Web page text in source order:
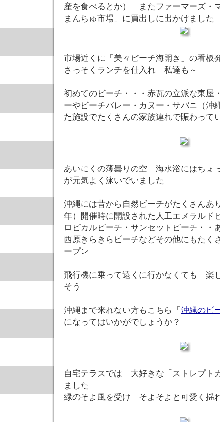
産を食べるとか） またファーマーズ・
まんちゅ市場」に買出しに出かけました
市場近くに「美々ビーチ海開き」の看板
さっそくランチを仕入れ 私達も～
初めてのビーチ・・・赤瓦の立派な東屋
ーやビーチバレー・カヌー・サバニ（沖
た施設でたくさんの家族連れで賑わっ
あいにくの薄曇りの空 海水浴にはちょ
が元気よく泳いでいました
沖縄には昔から自然ビーチがたくさん
年）開催時に開設された人工エメラル
ロピカルビーチ・サンセットビーチ・・
西原きらきらビーチなどその他にもたく
ープン
飛行機に乗って遠くに行かなくても 楽
そう
沖縄まで来れない方もこちら「 沖縄のビ
になってはいかがでしょうか？
自宅テラスでは 大好きな「ストレプト
ました
緑のそよ風を受け そよそよと可愛く揺